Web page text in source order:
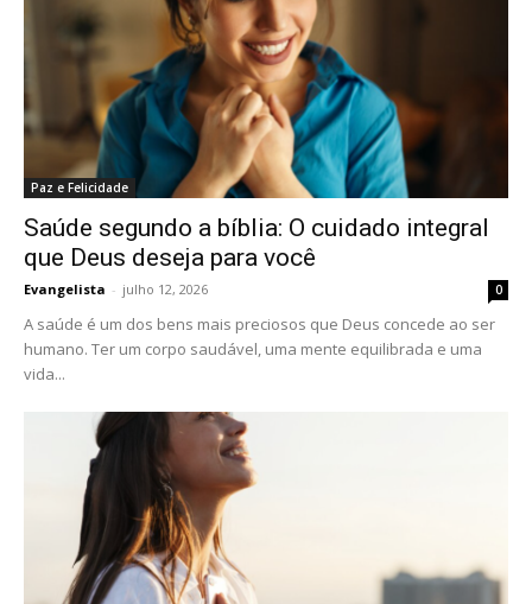
Paz e Felicidade
Saúde segundo a bíblia: O cuidado integral
que Deus deseja para você
Evangelista - julho 12, 2026 0
A saúde é um dos bens mais preciosos que Deus concede ao ser
humano. Ter um corpo saudável, uma mente equilibrada e uma
vida...